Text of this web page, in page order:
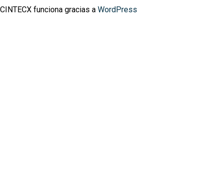
CINTECX funciona gracias a WordPress